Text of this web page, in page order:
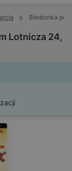
Biedronka
Lotnicza 24,